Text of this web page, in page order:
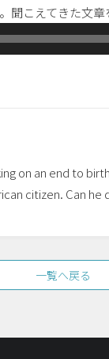
こえてきた文章
on an end to
citizen. Can he
一覧へ戻る